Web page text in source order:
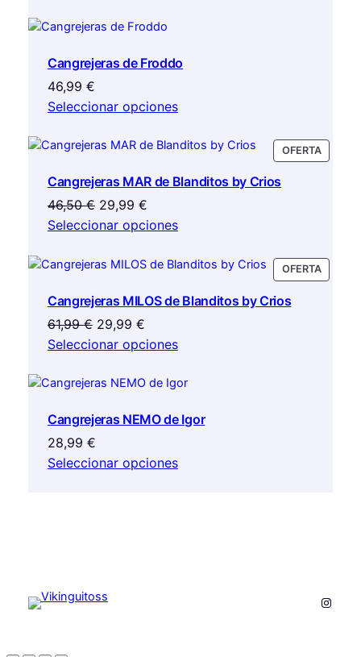
Cangrejeras de Froddo
46,99 €
Seleccionar opciones
OFERTA
EN
Cangrejeras MAR de Blanditos by Crios
46,50€ El
precio
era:
29,99 €El
precio
es:
Seleccionar opciones
OFERTA
EN
Cangrejeras MILOS de Blanditos by Crios
61,99€ El
precio
era:
29,99 €El
precio
es:
Seleccionar opciones
Cangrejeras NEMO de Igor
28,99 €
Seleccionar opciones